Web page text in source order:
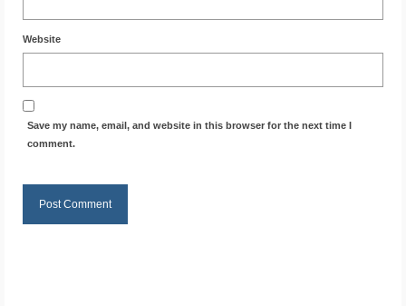
Website
Save my name, email, and website in this browser for the next time I
comment.